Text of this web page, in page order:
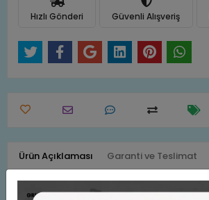
Hızlı Gönderi Güvenli Alışveriş
Ürün Açıklaması Garanti ve Teslimat
Yorumlar